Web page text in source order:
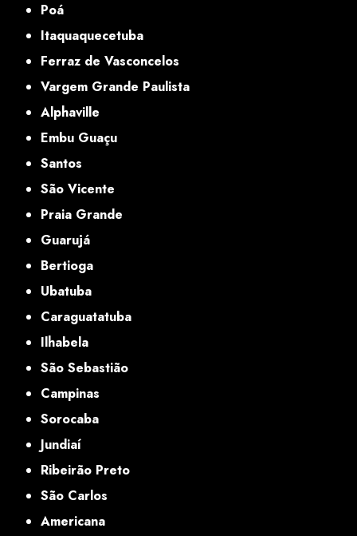
Poá
Itaquaquecetuba
Ferraz de Vasconcelos
Vargem Grande Paulista
Alphaville
Embu Guaçu
Santos
São Vicente
Praia Grande
Guarujá
Bertioga
Ubatuba
Caraguatatuba
Ilhabela
São Sebastião
Campinas
Sorocaba
Jundiaí
Ribeirão Preto
São Carlos
Americana